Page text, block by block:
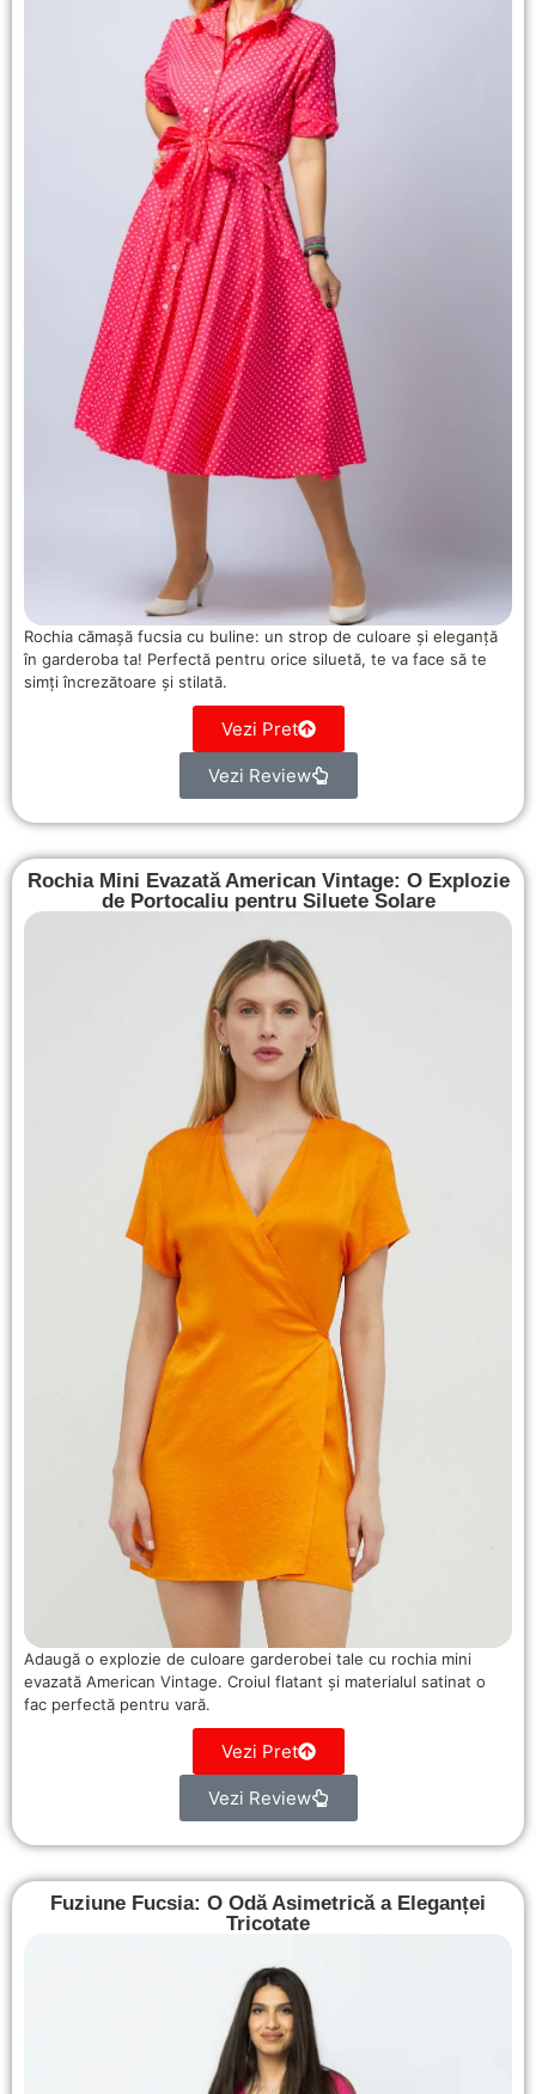
Rochia cămașă fucsia cu buline: un strop de culoare și eleganță
în garderoba ta! Perfectă pentru orice siluetă, te va face să te
simți încrezătoare și stilată.
Vezi Pret
Vezi Review
Rochia Mini Evazată American Vintage: O Explozie
de Portocaliu pentru Siluete Solare
Adaugă o explozie de culoare garderobei tale cu rochia mini
evazată American Vintage. Croiul flatant și materialul satinat o
fac perfectă pentru vară.
Vezi Pret
Vezi Review
Fuziune Fucsia: O Odă Asimetrică a Eleganței
Tricotate